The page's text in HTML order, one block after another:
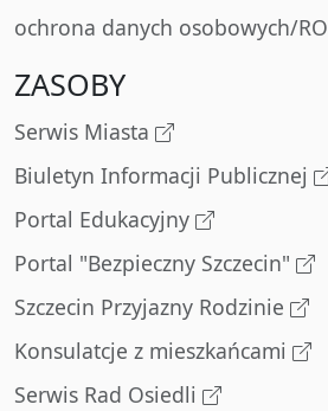
ochrona danych osobowych/
ZASOBY
Serwis Miasta
Biuletyn Informacji Publicznej
Portal Edukacyjny
Portal "Bezpieczny Szczecin"
Szczecin Przyjazny Rodzinie
Konsulatcje z mieszkańcami
Serwis Rad Osiedli